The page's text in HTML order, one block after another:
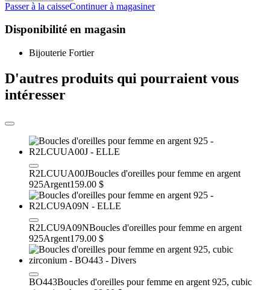
Passer à la caisseContinuer à magasiner
Disponibilité en magasin
Bijouterie Fortier
D'autres produits qui pourraient vous
intéresser
R2LCUUA00JBoucles d'oreilles pour femme en argent
925Argent159.00 $
R2LCU9A09NBoucles d'oreilles pour femme en argent
925Argent179.00 $
BO443Boucles d'oreilles pour femme en argent 925, cubic